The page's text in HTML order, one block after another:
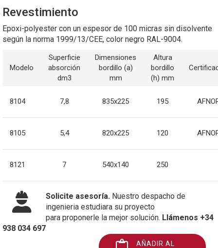
Revestimiento
Epoxi-polyester con un espesor de 100 micras sin disolvente
según la norma 1999/13/CEE, color negro RAL-9004.
Modelo
Superficie
absorción
dm3
Dimensiones
bordillo (a)
mm
Altura
bordillo
(h) mm
8104 7,8 835x225 195
8105 5,4 820x225 120
8121 7 540x140 250
Solicite asesoría. Nuestro despacho de
ingenieria estudiara su proyecto
para proponerle la mejor solución. Llámenos +34
938 034 697
AÑADIR AL